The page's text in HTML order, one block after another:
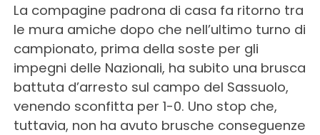
La compagine padrona di casa fa ritorno tra
le mura amiche dopo che nell’ultimo turno di
campionato, prima della soste per gli
impegni delle Nazionali, ha subito una brusca
battuta d’arresto sul campo del Sassuolo,
venendo sconfitta per 1-0. Uno stop che,
tuttavia, non ha avuto brusche conseguenze